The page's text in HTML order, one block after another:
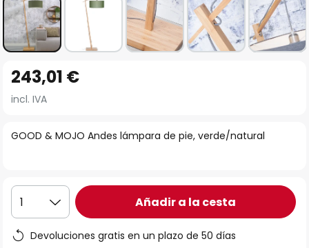
comienzo
la
imágenes
GOOD & MOJO Andes lámpara de pie, verde/natural
243,01 €
incl. IVA
1 Añadir a la cesta
Devoluciones gratis en un plazo de 50 días